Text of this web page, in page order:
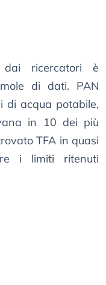
dai ricercatori è
di dati. PAN
di acqua potabile,
in 10 dei più
TFA in quasi
i limiti ritenuti